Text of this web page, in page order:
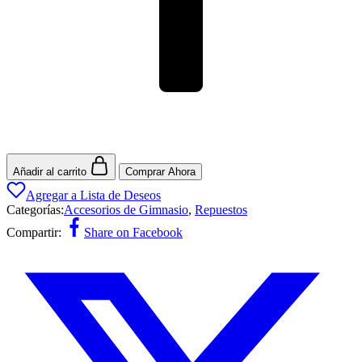
Añadir al carrito Comprar Ahora
Agregar a Lista de Deseos
Categorías:Accesorios de Gimnasio, Repuestos
Compartir:
Share on Facebook